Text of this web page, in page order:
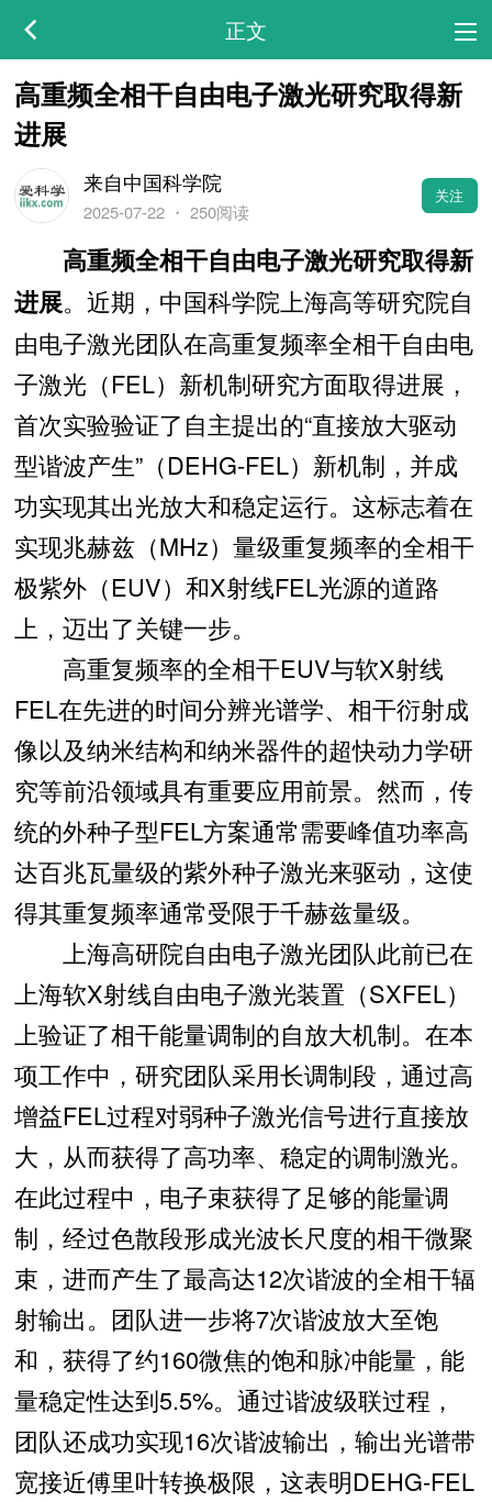
正文
高重频全相干自由电子激光研究取得新
进展
来自中国科学院
2025-07-22・ 250阅读
关注
高重频全相干自由电子激光研究取得新
进展。近期，中国科学院上海高等研究院自
由电子激光团队在高重复频率全相干自由电
子激光（FEL）新机制研究方面取得进展，
首次实验验证了自主提出的“直接放大驱动
型谐波产生”（DEHG-FEL）新机制，并成
功实现其出光放大和稳定运行。这标志着在
实现兆赫兹（MHz）量级重复频率的全相干
极紫外（EUV）和X射线FEL光源的道路
上，迈出了关键一步。
高重复频率的全相干EUV与软X射线
FEL在先进的时间分辨光谱学、相干衍射成
像以及纳米结构和纳米器件的超快动力学研
究等前沿领域具有重要应用前景。然而，传
统的外种子型FEL方案通常需要峰值功率高
达百兆瓦量级的紫外种子激光来驱动，这使
得其重复频率通常受限于千赫兹量级。
上海高研院自由电子激光团队此前已在
上海软X射线自由电子激光装置（SXFEL）
上验证了相干能量调制的自放大机制。在本
项工作中，研究团队采用长调制段，通过高
增益FEL过程对弱种子激光信号进行直接放
大，从而获得了高功率、稳定的调制激光。
在此过程中，电子束获得了足够的能量调
制，经过色散段形成光波长尺度的相干微聚
束，进而产生了最高达12次谐波的全相干辐
射输出。团队进一步将7次谐波放大至饱
和，获得了约160微焦的饱和脉冲能量，能
量稳定性达到5.5%。通过谐波级联过程，
团队还成功实现16次谐波输出，输出光谱带
宽接近傅里叶转换极限，这表明DEHG-FEL